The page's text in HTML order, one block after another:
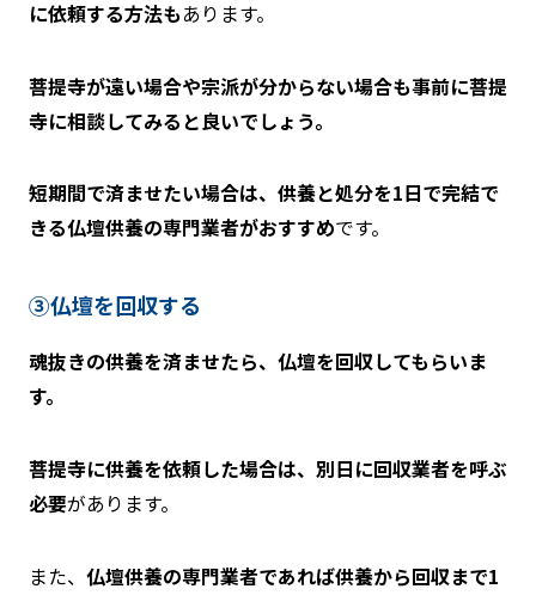
に依頼する方法もあります。
菩提寺が遠い場合や宗派が分からない場合も事前に菩提
寺に相談してみると良いでしょう。
短期間で済ませたい場合は、供養と処分を1日で完結で
きる仏壇供養の専門業者がおすすめです。
③仏壇を回収する
魂抜きの供養を済ませたら、仏壇を回収してもらいま
す。
菩提寺に供養を依頼した場合は、別日に回収業者を呼ぶ
必要があります。
また、 仏壇供養の専門業者であれば供養から回収まで1